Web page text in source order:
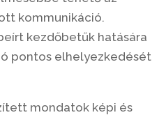
kommunikáció.
kezdőbetűk hatására
pontos elhelyezkedését
mondatok képi és